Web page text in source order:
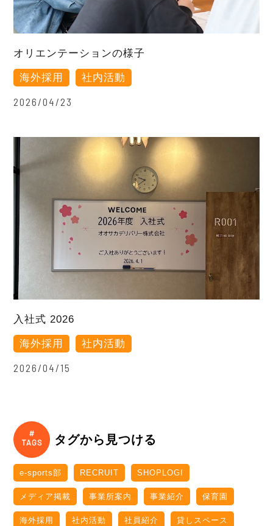
オリエンテーションの様子
海外採用 社内活動
2026/04/23
入社式 2026
海外採用 社内活動
2026/04/15
タグから見つける
e-sports部 RECRUIT SHOPLOGI
メディア掲載 事業所案内 事業紹介 保育園
海外採用 社内活動 社員紹介 貸しスペース